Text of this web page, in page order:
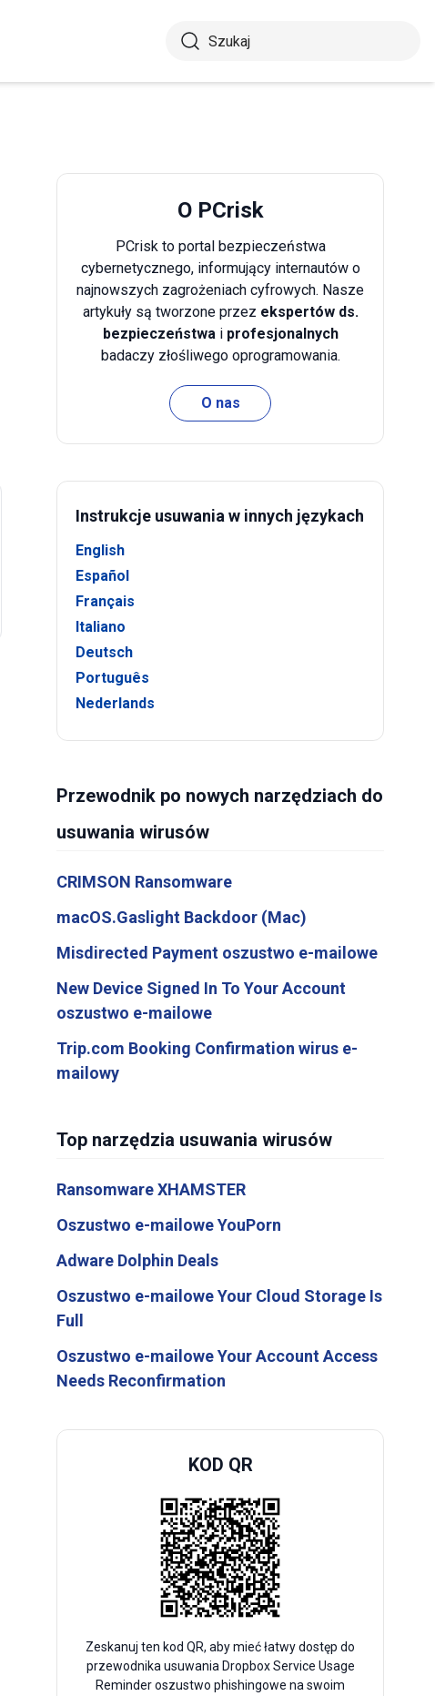
O PCrisk
PCrisk to portal bezpieczeństwa
cybernetycznego, informujący internautów o
najnowszych zagrożeniach cyfrowych. Nasze
artykuły są tworzone przez ekspertów ds.
bezpieczeństwai profesjonalnych
badaczy złośliwego oprogramowania.
O nas
Instrukcje usuwania w innych językach
English
Español
Français
Italiano
Deutsch
Português
Nederlands
Przewodnik po nowych narzędziach do
usuwania wirusów
CRIMSON Ransomware
macOS.Gaslight Backdoor (Mac)
Misdirected Payment oszustwo e-mailowe
New Device Signed In To Your Account
oszustwo e-mailowe
Trip.com Booking Confirmation wirus e-
mailowy
Top narzędzia usuwania wirusów
Ransomware XHAMSTER
Oszustwo e-mailowe YouPorn
Adware Dolphin Deals
Oszustwo e-mailowe Your Cloud Storage Is
Full
Oszustwo e-mailowe Your Account Access
Needs Reconfirmation
KOD QR
Zeskanuj ten kod QR, aby mieć łatwy dostęp do
przewodnika usuwania Dropbox Service Usage
Reminder oszustwo phishingowe na swoim